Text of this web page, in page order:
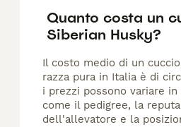
Quanto costa un
Siberian Husky?
Il costo medio di un
razza pura in Italia è di
i prezzi possono variare
come il pedigree, la
dell'allevatore e la